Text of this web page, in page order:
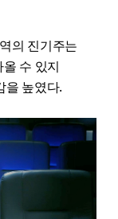
의 진기주는
수 있지
을 높였다.